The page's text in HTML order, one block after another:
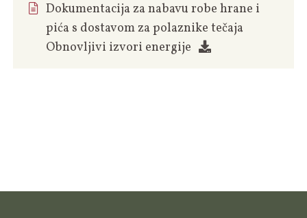
Dokumentacija za nabavu robe hrane i
pića s dostavom za polaznike tečaja
Obnovljivi izvori energije